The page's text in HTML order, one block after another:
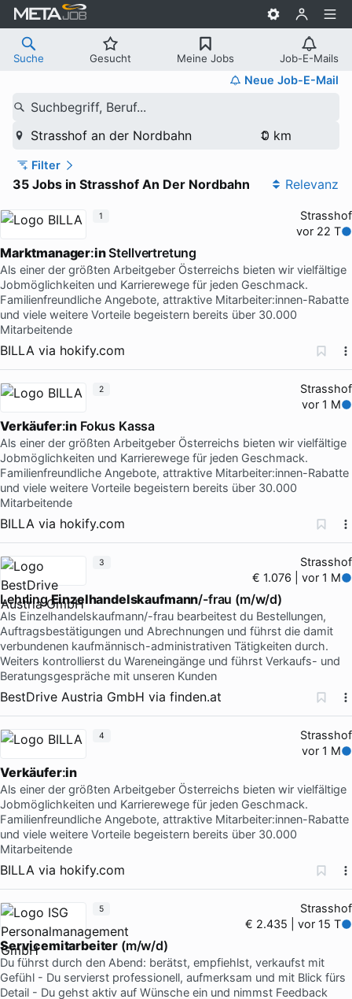
Suche Gesucht Meine Jobs Job-E-Mails
Neue Job-E-Mail
Suchbegriff, Beruf...
Strasshof an der Nordbahn
Filter
35 Jobs in Strasshof An Der Nordbahn Relevanz
Strasshof
vor 22 T
Marktmanager:inStellvertretung
Als einer der größten Arbeitgeber Österreichs bieten wir vielfältige
Jobmöglichkeiten und Karrierewege für jeden Geschmack.
Familienfreundliche Angebote, attraktive Mitarbeiter:innen-Rabatte
und viele weitere Vorteile begeistern bereits über 30.000
Mitarbeitende
BILLA via hokify.com
1
Strasshof
vor 1 M
Verkäufer:in Fokus Kassa
Als einer der größten Arbeitgeber Österreichs bieten wir vielfältige
Jobmöglichkeiten und Karrierewege für jeden Geschmack.
Familienfreundliche Angebote, attraktive Mitarbeiter:innen-Rabatte
und viele weitere Vorteile begeistern bereits über 30.000
Mitarbeitende
BILLA via hokify.com
2
Strasshof
€ 1.076 | vor 1 M
LehrlingEinzelhandelskaufmann/-frau (m/w/d)
Als Einzelhandelskaufmann/-frau bearbeitest du Bestellungen,
Auftragsbestätigungen und Abrechnungen und führst die damit
verbundenen kaufmännisch-administrativen Tätigkeiten durch.
Weiters kontrollierst du Wareneingänge und führst Verkaufs- und
Beratungsgespräche mit unseren Kunden
BestDrive Austria GmbH via finden.at
3
Strasshof
vor 1 M
Verkäufer:in
Als einer der größten Arbeitgeber Österreichs bieten wir vielfältige
Jobmöglichkeiten und Karrierewege für jeden Geschmack.
Familienfreundliche Angebote, attraktive Mitarbeiter:innen-Rabatte
und viele weitere Vorteile begeistern bereits über 30.000
Mitarbeitende
BILLA via hokify.com
4
Strasshof
€ 2.435 | vor 15 T
Servicemitarbeiter (m/w/d)
Du führst durch den Abend: berätst, empfiehlst, verkaufst mit
Gefühl - Du servierst professionell, aufmerksam und mit Blick fürs
Detail - Du gehst aktiv auf Wünsche ein und nimmst Feedback
5